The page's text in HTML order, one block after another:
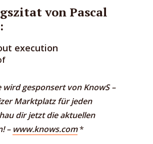
von Pascal
execution
wird gesponsert von KnowS –
Marktplatz für jeden
dir jetzt die aktuellen
– www.knows.com*